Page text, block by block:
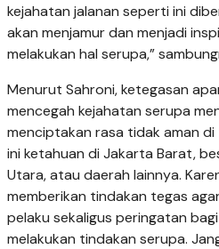
kejahatan jalanan seperti ini
akan menjamur dan menjadi
melakukan hal serupa,”
Menurut Sahroni, ketegasan
mencegah kejahatan serupa
menciptakan rasa tidak aman di
ini ketahuan di Jakarta Barat,
Utara, atau daerah lainnya.
memberikan tindakan tegas
pelaku sekaligus peringatan
melakukan tindakan serupa.